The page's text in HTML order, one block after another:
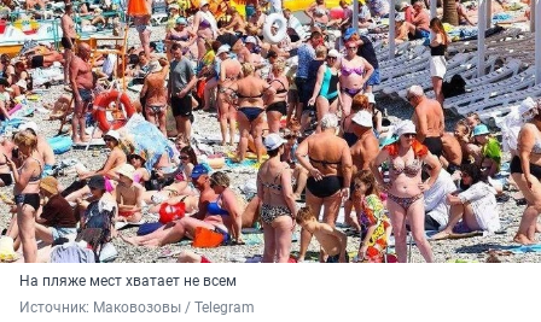
На пляже мест хватает не всем
Источник: Маковозовы / Telegram